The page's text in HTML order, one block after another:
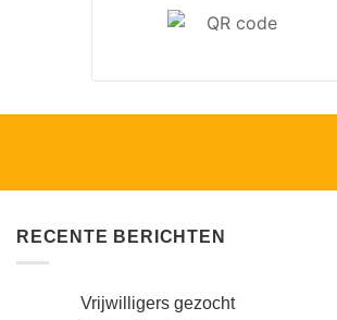
RECENTE BERICHTEN
Vrijwilligers gezocht